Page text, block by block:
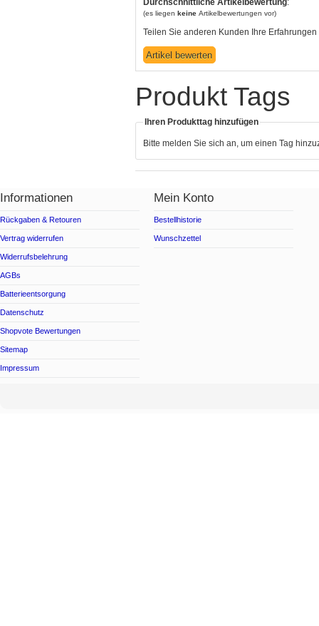
Durchschnittliche Artikelbewertung:
(es liegen keine Artikelbewertungen vor)
Teilen Sie anderen Kunden Ihre Erfahrungen
Produkt Tags
Ihren Produkttag hinzufügen
Bitte melden Sie sich an, um einen Tag
Informationen
Rückgaben & Retouren
Vertrag widerrufen
Widerrufsbelehrung
AGBs
Batterieentsorgung
Datenschutz
Shopvote Bewertungen
Sitemap
Impressum
Mein Konto
Bestellhistorie
Wunschzettel